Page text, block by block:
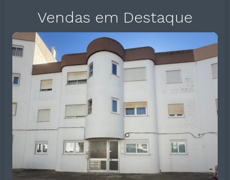
Vendas em Destaque